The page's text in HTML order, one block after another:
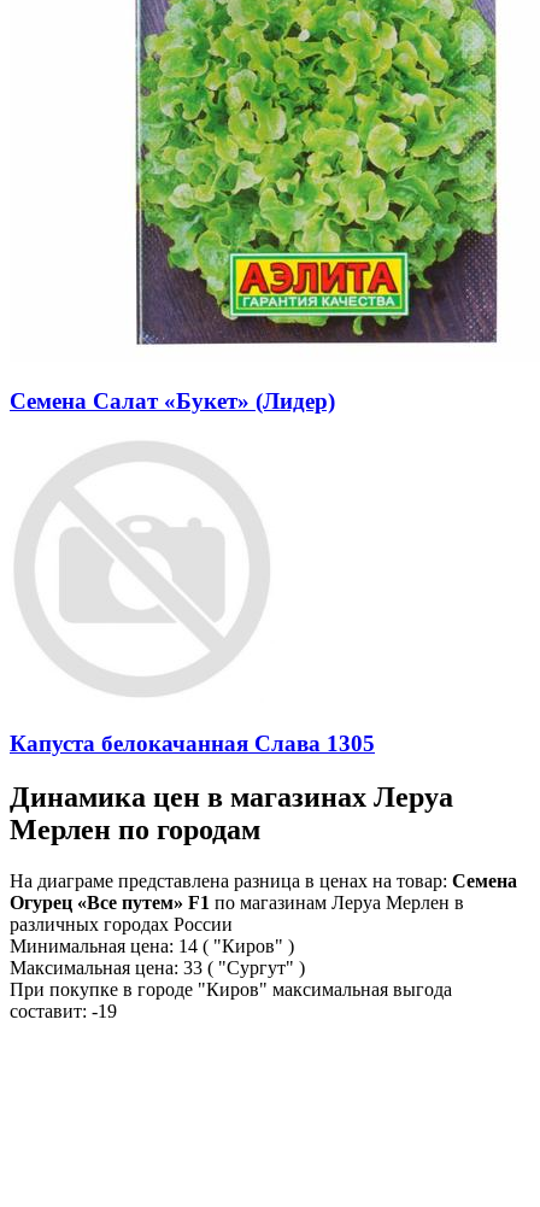
Семена Салат «Букет» (Лидер)
Капуста белокачанная Слава 1305
Динамика цен в магазинах Леруа
Мерлен по городам
На диаграме представлена разница в ценах на товар: Семена
Огурец «Все путем» F1 по магазинам Леруа Мерлен в
различных городах России
Минимальная цена: 14 ( "Киров" )
Максимальная цена: 33 ( "Сургут" )
При покупке в городе "Киров" максимальная выгода
составит: -19